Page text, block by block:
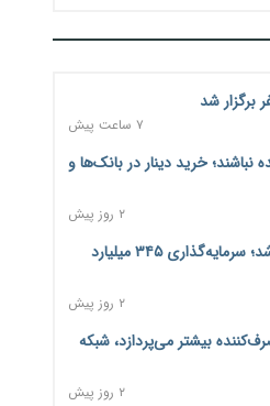
شد
۷ ساعت پیش
نباشند؛ خرید دینار در بانک‌ها و
۲ روز پیش
جنگ کریدورها وارد فاز جدید شد؛ سرمایه‌گذاری ۳۴۵ میلیارد
۲ روز پیش
بیشتر می‌پردازد، شبکه
۲ روز پیش